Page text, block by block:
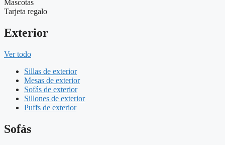
Mascotas
Tarjeta regalo
Exterior
Ver todo
Sillas de exterior
Mesas de exterior
Sofás de exterior
Sillones de exterior
Puffs de exterior
Sofás